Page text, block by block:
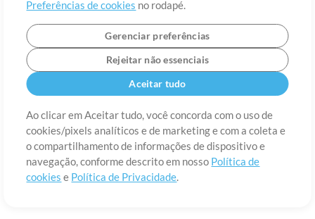
Preferências de cookies no rodapé.
Gerenciar preferências
Rejeitar não essenciais
Aceitar tudo
Ao clicar em Aceitar tudo, você concorda com o uso de
cookies/pixels analíticos e de marketing e com a coleta e
o compartilhamento de informações de dispositivo e
navegação, conforme descrito em nosso Política de
cookies e Política de Privacidade.